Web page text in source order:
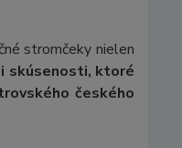
stromčeky nielen
skúsenosti, ktoré
českého